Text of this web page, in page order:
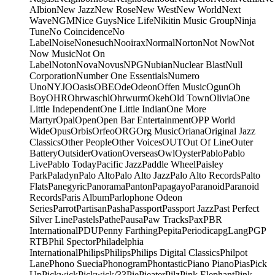
AlbionNew JazzNew RoseNew WestNew WorldNext
WaveNGMNice GuysNice LifeNikitin Music GroupNinja
TuneNo CoincidenceNo
LabelNoiseNonesuchNooiraxNormalNortonNot NowNot
Now MusicNot On
LabelNotonNovaNovusNPGNubianNuclear BlastNull
CorporationNumber One EssentialsNumero
UnoNYJOOasisOBEOdeOdeonOffen MusicOgunOh
BoyOHROhrwaschlOhrwurmOkehOld TownOliviaOne
Little IndependentOne Little IndianOne More
MartyrOpalOpenOpen Bar EntertainmentOPP World
WideOpusOrbisOrfeoORGOrg MusicOrianaOriginal Jazz
ClassicsOther PeopleOther VoicesOUTOut Of LineOuter
BatteryOutsiderOvationOverseasOwlOysterPabloPablo
LivePablo TodayPacific JazzPaddle WheelPaisley
ParkPaladynPalo AltoPalo Alto JazzPalo Alto RecordsPalto
FlatsPanegyricPanoramaPantonPapagayoParanoidParanoid
RecordsParis AlbumParlophone Odeon
SeriesParrotPartisanPashaPassportPassport JazzPast Perfect
Silver LinePastelsPathePausaPaw TracksPaxPBR
InternationalPDUPenny FarthingPepitaPeriodicapgLangPGP
RTBPhil SpectorPhiladelphia
InternationalPhilipsPhilipsPhilips Digital ClassicsPhilpot
LanePhono SueciaPhonogramPhontasticPiano PianoPiasPick